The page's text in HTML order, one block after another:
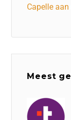
Capelle
Meest